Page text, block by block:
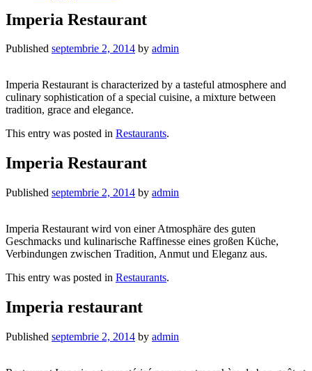
Imperia Restaurant
Published septembrie 2, 2014 by admin
Imperia Restaurant is characterized by a tasteful atmosphere and
culinary sophistication of a special cuisine, a mixture between
tradition, grace and elegance.
This entry was posted in Restaurants.
Imperia Restaurant
Published septembrie 2, 2014 by admin
Imperia Restaurant wird von einer Atmosphäre des guten
Geschmacks und kulinarische Raffinesse eines großen Küche,
Verbindungen zwischen Tradition, Anmut und Eleganz aus.
This entry was posted in Restaurants.
Imperia restaurant
Published septembrie 2, 2014 by admin